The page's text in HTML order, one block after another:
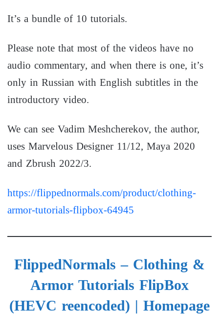
It’s a bundle of 10 tutorials.
Please note that most of the videos have no
audio commentary, and when there is one, it’s
only in Russian with English subtitles in the
introductory video.
We can see Vadim Meshcherekov, the author,
uses Marvelous Designer 11/12, Maya 2020
and Zbrush 2022/3.
https://flippednormals.com/product/clothing-
armor-tutorials-flipbox-64945
FlippedNormals – Clothing &
Armor Tutorials FlipBox
(HEVC reencoded) | Homepage